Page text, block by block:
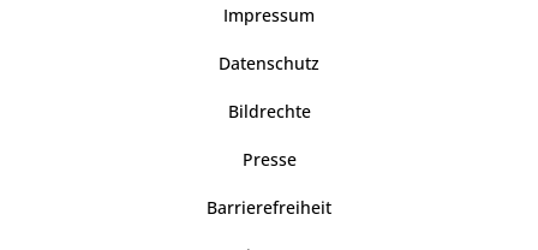
Impressum
Datenschutz
Bildrechte
Presse
Barrierefreiheit